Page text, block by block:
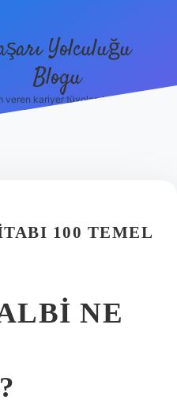
Yolculuğu
Blogu
veren kariyer tüyoları burada!
100 TEMEL
NE